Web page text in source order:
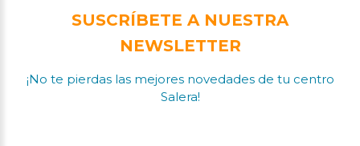
SUSCRÍBETE A NUESTRA
NEWSLETTER
¡No te pierdas las mejores novedades de tu centro
Salera!